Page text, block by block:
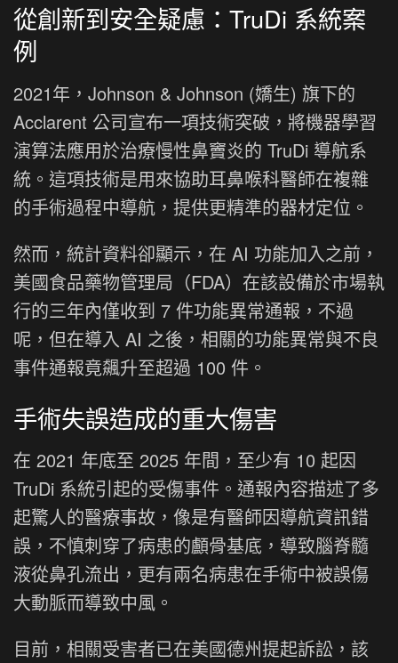
從創新到安全疑慮：TruDi 系統案
例
2021年，Johnson & Johnson (嬌生) 旗下的
Acclarent 公司宣布一項技術突破，將機器學習
演算法應用於治療慢性鼻竇炎的 TruDi 導航系
統。這項技術是用來協助耳鼻喉科醫師在複雜
的手術過程中導航，提供更精準的器材定位。
然而，統計資料卻顯示，在 AI 功能加入之前，
美國食品藥物管理局（FDA）在該設備於市場執
行的三年內僅收到 7 件功能異常通報，不過
呢，但在導入 AI 之後，相關的功能異常與不良
事件通報竟飆升至超過 100 件。
手術失誤造成的重大傷害
在 2021 年底至 2025 年間，至少有 10 起因
TruDi 系統引起的受傷事件。通報內容描述了多
起驚人的醫療事故，像是有醫師因導航資訊錯
誤，不慎刺穿了病患的顱骨基底，導致腦脊髓
液從鼻孔流出，更有兩名病患在手術中被誤傷
大動脈而導致中風。
目前，相關受害者已在美國德州提起訴訟，該